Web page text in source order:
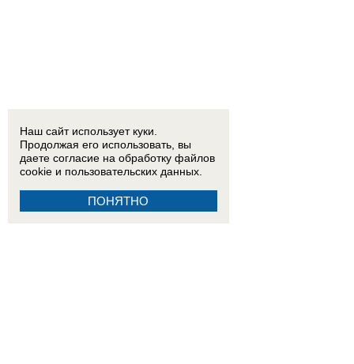
Наш сайт использует куки.
Продолжая его использовать, вы
даете согласие на обработку файлов
cookie и пользовательских данных.
ПОНЯТНО